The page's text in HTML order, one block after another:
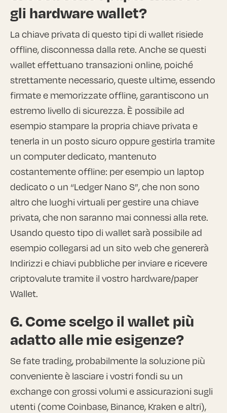
gli hardware wallet?
La chiave privata di questo tipi di wallet risiede
offline, disconnessa dalla rete. Anche se questi
wallet effettuano transazioni online, poiché
strettamente necessario, queste ultime, essendo
firmate e memorizzate offline, garantiscono un
estremo livello di sicurezza. È possibile ad
esempio stampare la propria chiave privata e
tenerla in un posto sicuro oppure gestirla tramite
un computer dedicato, mantenuto
costantemente offline: per esempio un laptop
dedicato o un “Ledger Nano S”, che non sono
altro che luoghi virtuali per gestire una chiave
privata, che non saranno mai connessi alla rete.
Usando questo tipo di wallet sarà possibile ad
esempio collegarsi ad un sito web che genererà
Indirizzi e chiavi pubbliche per inviare e ricevere
criptovalute tramite il vostro hardware/paper
Wallet.
6. Come scelgo il wallet più
adatto alle mie esigenze?
Se fate trading, probabilmente la soluzione più
conveniente è lasciare i vostri fondi su un
exchange con grossi volumi e assicurazioni sugli
utenti (come Coinbase, Binance, Kraken e altri),